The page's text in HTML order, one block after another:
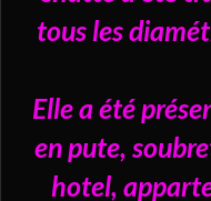
tous les
Elle a été
en pute,
hotel,